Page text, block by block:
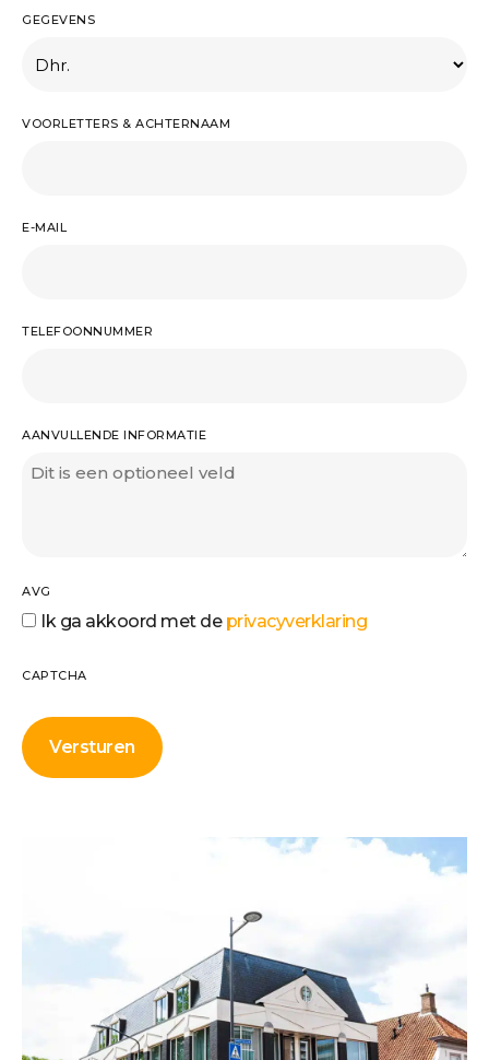
GEGEVENS
VOORLETTERS & ACHTERNAAM
E-MAIL
TELEFOONNUMMER
AANVULLENDE INFORMATIE
AVG
Ik ga akkoord met de privacyverklaring
CAPTCHA